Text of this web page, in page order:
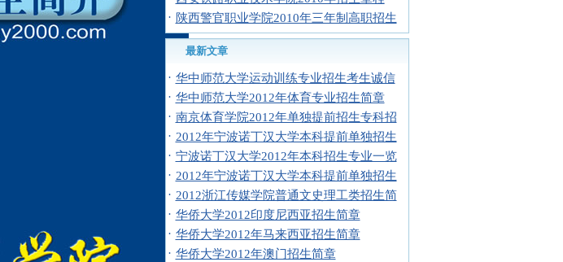
· 陕西警官职业学院2010年三年制高职招生
最新文章
· 华中师范大学运动训练专业招生考生诚信
· 华中师范大学2012年体育专业招生简章
· 南京体育学院2012年单独提前招生专科招
· 2012年宁波诺丁汉大学本科提前单独招生
· 宁波诺丁汉大学2012年本科招生专业一览
· 2012年宁波诺丁汉大学本科提前单独招生
· 2012浙江传媒学院普通文史理工类招生简
· 华侨大学2012印度尼西亚招生简章
· 华侨大学2012年马来西亚招生简章
· 华侨大学2012年澳门招生简章